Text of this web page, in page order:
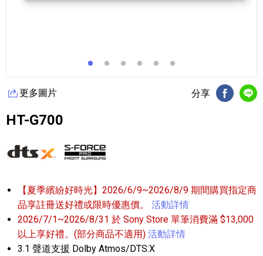
更多圖片 分享
FB分享
HT-G700
【夏季繽紛好時光】2026/6/9~2026/8/9 期間購買指定商
品享註冊送好禮或限時優惠價。
活動詳情
2026/7/1~2026/8/31 於 Sony Store 單筆消費滿 $13,000
以上享好禮。(部分商品不適用) 活動詳情
3.1 聲道支援 Dolby Atmos/DTS:X